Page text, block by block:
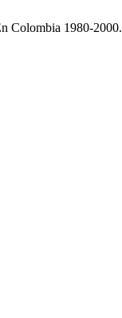
Colombia 1980-2000.